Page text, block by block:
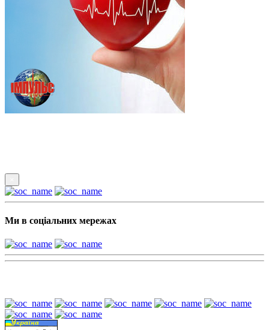
Ми в соціальних мережах